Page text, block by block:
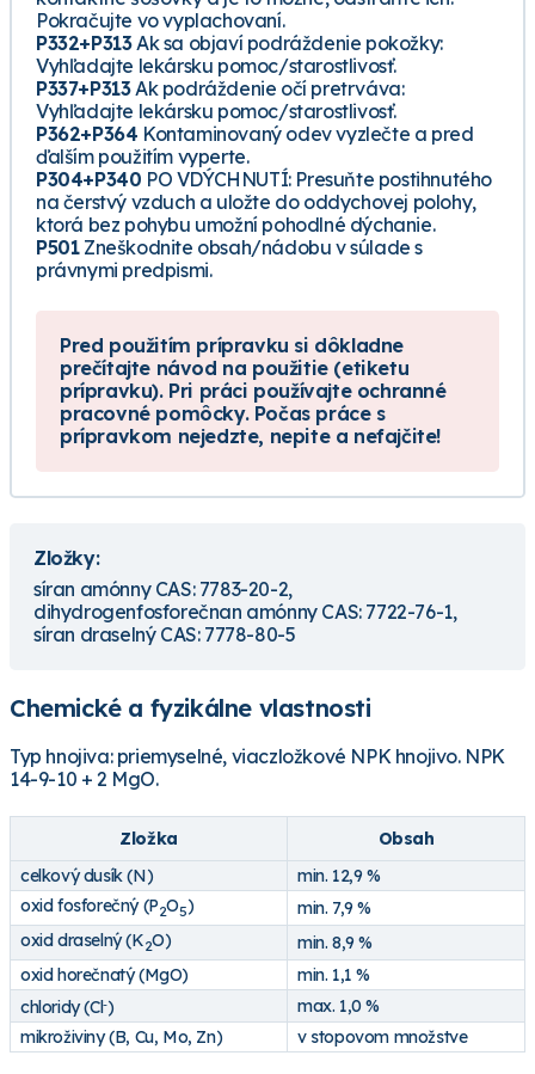
Pokračujte vo vyplachovaní.
P332+P313Ak sa objaví podráždenie pokožky:
Vyhľadajte lekársku pomoc/starostlivosť.
P337+P313Ak podráždenie očí pretrváva:
Vyhľadajte lekársku pomoc/starostlivosť.
P362+P364 Kontaminovaný odev vyzlečte a pred
ďalším použitím vyperte.
P304+P340 PO VDÝCHNUTÍ: Presuňte postihnutého
na čerstvý vzduch a uložte do oddychovej polohy,
ktorá bez pohybu umožní pohodlné dýchanie.
P501Zneškodnite obsah/nádobu v súlade s
právnymi predpismi.
Pred použitím prípravku si dôkladne
prečítajte návod na použitie (etiketu
prípravku). Pri práci používajte ochranné
pracovné pomôcky. Počas práce s
prípravkom nejedzte, nepite a nefajčite!
Zložky:
síran amónny CAS: 7783-20-2,
dihydrogenfosforečnan amónny CAS: 7722-76-1,
síran draselný CAS: 7778-80-5
Chemické a fyzikálne vlastnosti
Typ hnojiva: priemyselné, viaczložkové NPK hnojivo. NPK
14-9-10 + 2 MgO.
Zložka
Obsah
celkový dusík (N)
min. 12,9 %
oxid fosforečný (P2O5)
min. 7,9 %
oxid draselný (K2O)
min. 8,9 %
oxid horečnatý (MgO)
min. 1,1 %
chloridy (Cl-)
max. 1,0 %
mikroživiny (B, Cu, Mo, Zn)
v stopovom množstve